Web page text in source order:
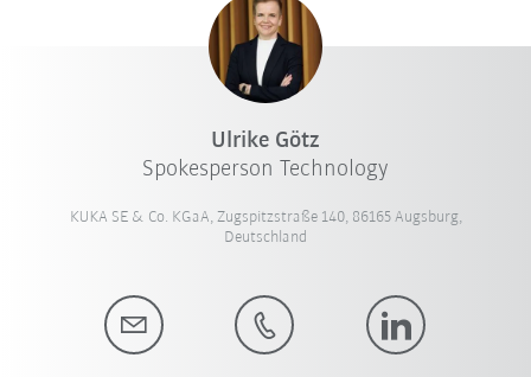
Ulrike Götz
Spokesperson Technology
KUKA SE & Co. KGaA, Zugspitzstraße 140, 86165 Augsburg,
Deutschland